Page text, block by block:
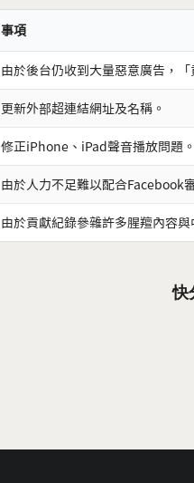
事項
由於後台仍收到大量惡意廣告，
更新外部超連結網址及名稱。
修正iPhone、iPad聲音播放問題。
由於人力不足難以配合Facebook
由於貢獻紀錄參雜許多腥羶內容
快